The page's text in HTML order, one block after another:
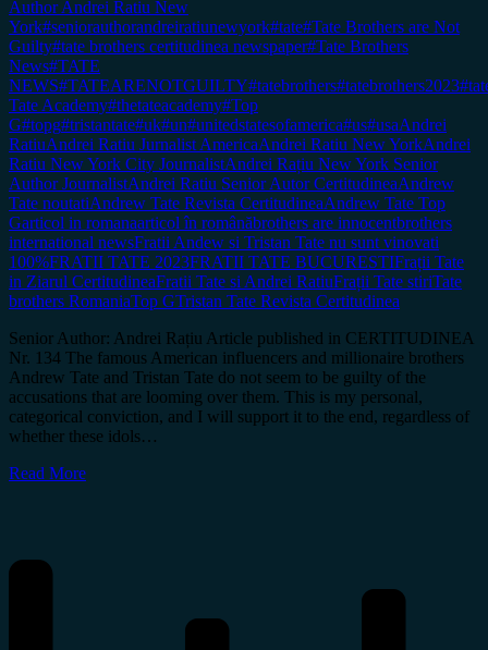
Author Andrei Ratiu New
York#seniorauthorandreiratiunewyork#tate#Tate Brothers are Not
Guilty#tate brothers certitudinea newspaper#Tate Brothers
News#TATE
NEWS#TATEARENOTGUILTY#tatebrothers#tatebrothers2023
Tate Academy#thetateacademy#Top
G#topg#tristantate#uk#un#unitedstatesofamerica#us#usaAndrei
RatiuAndrei Ratiu Jurnalist AmericaAndrei Ratiu New YorkAndrei
Ratiu New York City JournalistAndrei Rațiu New York Senior
Author JournalistAndrei Ratiu Senior Autor CertitudineaAndrew
Tate noutatiAndrew Tate Revista CertitudineaAndrew Tate Top
Garticol in romanaarticol în românăbrothers are innocentbrothers
international newsFratii Andew si Tristan Tate nu sunt vinovati
100%FRATII TATE 2023FRATII TATE BUCURESTIFrații Tate
in Ziarul CertitudineaFratii Tate si Andrei RatiuFrații Tate stiriTate
brothers RomaniaTop GTristan Tate Revista Certitudinea
Senior Author: Andrei Rațiu Article published in CERTITUDINEA
Nr. 134 The famous American influencers and millionaire brothers
Andrew Tate and Tristan Tate do not seem to be guilty of the
accusations that are looming over them. This is my personal,
categorical conviction, and I will support it to the end, regardless of
whether these idols…
Read More